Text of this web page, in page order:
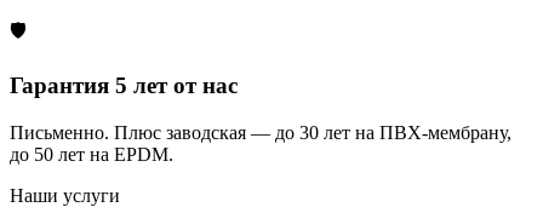
🛡️
Гарантия 5 лет от нас
Письменно. Плюс заводская — до 30 лет на ПВХ-мембрану,
до 50 лет на EPDM.
Наши услуги